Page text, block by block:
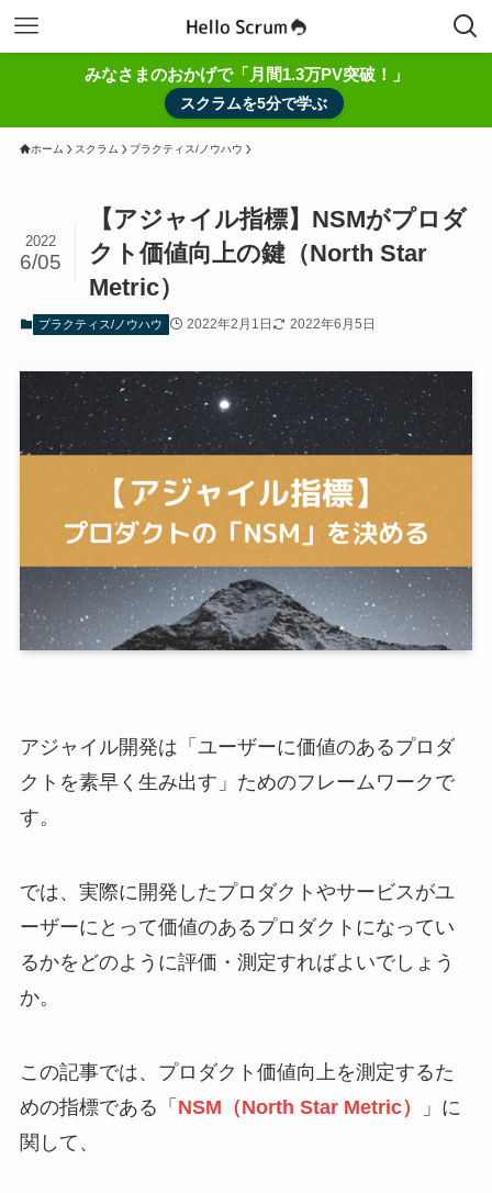
みなさまのおかげで「月間1.3万PV突破！」
スクラムを5分で学ぶ
ホーム スクラム プラクティス/ノウハウ
【アジャイル指標】NSMがプロダ
クト価値向上の鍵（North Star
Metric）
2022
6/05
プラクティス/ノウハウ 2022年2月1日 2022年6月5日
アジャイル開発は「ユーザーに価値のあるプロダ
クトを素早く生み出す」ためのフレームワークで
す。
では、実際に開発したプロダクトやサービスがユ
ーザーにとって価値のあるプロダクトになってい
るかをどのように評価・測定すればよいでしょう
か。
この記事では、 プロダクト価値向上を測定するた
めの指標である「 NSM（North Star Metric） 」 に
関して、